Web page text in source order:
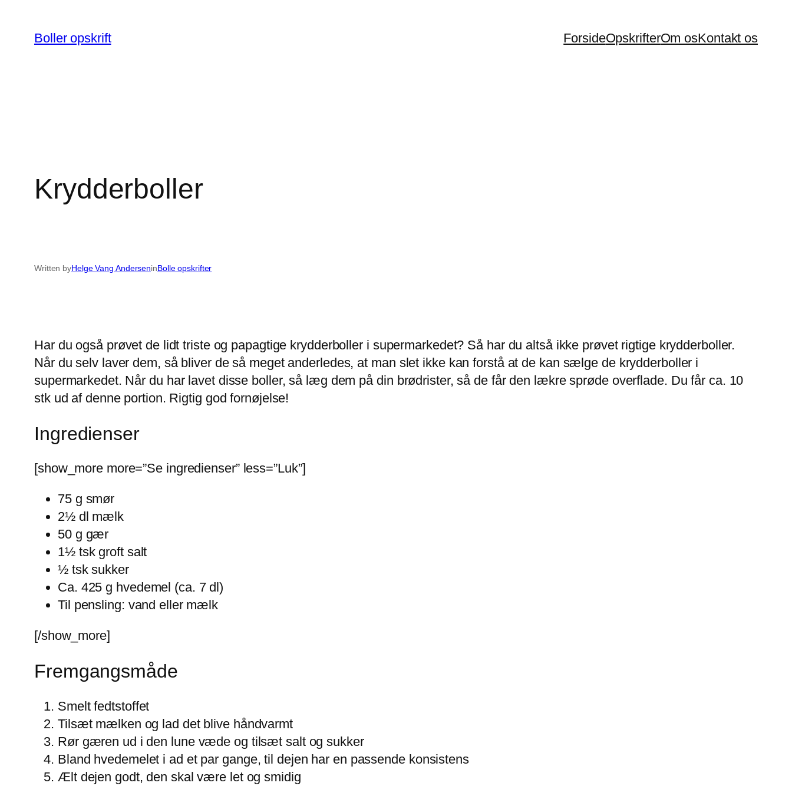
indhold
Boller opskrift ForsideOpskrifterOm osKontakt os
Krydderboller
Written byHelge Vang AnderseninBolle opskrifter
Har du også prøvet de lidt triste og papagtige krydderboller i supermarkedet? Så har du altså ikke prøvet rigtige krydderboller.
Når du selv laver dem, så bliver de så meget anderledes, at man slet ikke kan forstå at de kan sælge de krydderboller i
supermarkedet. Når du har lavet disse boller, så læg dem på din brødrister, så de får den lækre sprøde overflade. Du får ca. 10
stk ud af denne portion. Rigtig god fornøjelse!
Ingredienser
[show_more more=”Se ingredienser” less=”Luk”]
75 g smør
2½ dl mælk
50 g gær
1½ tsk groft salt
½ tsk sukker
Ca. 425 g hvedemel (ca. 7 dl)
Til pensling: vand eller mælk
[/show_more]
Fremgangsmåde
Smelt fedtstoffet
Tilsæt mælken og lad det blive håndvarmt
Rør gæren ud i den lune væde og tilsæt salt og sukker
Bland hvedemelet i ad et par gange, til dejen har en passende konsistens
Ælt dejen godt, den skal være let og smidig